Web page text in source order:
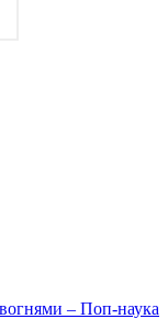
– Поп-наука